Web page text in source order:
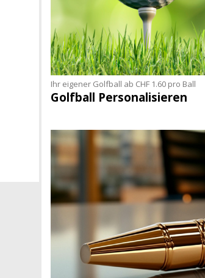
Ihr eigener Golfball ab CHF 1.60 pro Ball
Golfball Personalisieren